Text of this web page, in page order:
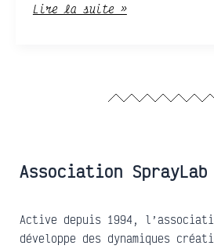
Lire la suite »
Association SprayLab
Active depuis 1994,
développe des dynamiques